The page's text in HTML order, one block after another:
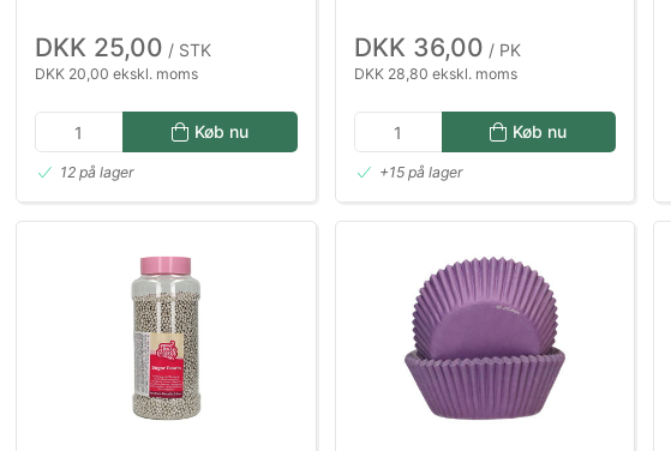
DKK 25,00 / STK
DKK 20,00 ekskl. moms
Køb nu
12 på lager
DKK 36,00 / PK
DKK 28,80 ekskl. moms
Køb nu
+15 på lager